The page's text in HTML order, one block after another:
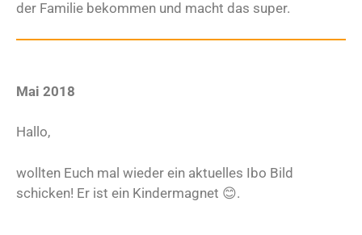
der Familie bekommen und macht das super.
Mai 2018
Hallo,
wollten Euch mal wieder ein aktuelles Ibo Bild
schicken! Er ist ein Kindermagnet 😊.